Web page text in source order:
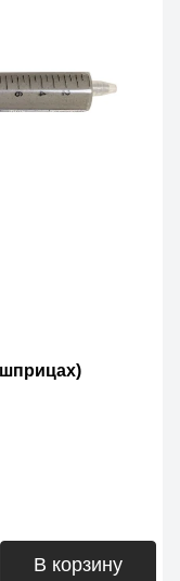
В корзину